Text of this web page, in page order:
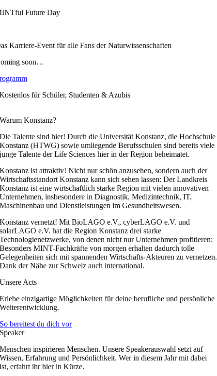
Future Day
Karriere-Event für alle Fans der Naturwissenschaften
soon…
für Schüler, Studenten & Azubis
Warum Konstanz?
Die Talente sind hier! Durch die Universität Konstanz, die Hochschule
Konstanz (HTWG) sowie umliegende Berufsschulen sind bereits viele
junge Talente der Life Sciences hier in der Region beheimatet.
Konstanz ist attraktiv! Nicht nur schön anzusehen, sondern auch der
Wirtschaftsstandort Konstanz kann sich sehen lassen: Der Landkreis
Konstanz ist eine wirtschaftlich starke Region mit vielen innovativen
Unternehmen, insbesondere in Diagnostik, Medizintechnik, IT,
Maschinenbau und Dienstleistungen im Gesundheitswesen.
Konstanz vernetzt! Mit BioLAGO e.V., cyberLAGO e.V. und
solarLAGO e.V. hat die Region Konstanz drei starke
Technologienetzwerke, von denen nicht nur Unternehmen profitieren:
Besonders MINT-Fachkräfte von morgen erhalten dadurch tolle
Gelegenheiten sich mit spannenden Wirtschafts-Akteuren zu vernetzen.
Dank der Nähe zur Schweiz auch international.
Unsere Acts
Erlebe einzigartige Möglichkeiten für deine berufliche und persönliche
Weiterentwicklung.
So bereitest du dich vor
Speaker
Menschen inspirieren Menschen. Unsere Speakerauswahl setzt auf
Wissen, Erfahrung und Persönlichkeit. Wer in diesem Jahr mit dabei
ist, erfahrt ihr hier in Kürze.